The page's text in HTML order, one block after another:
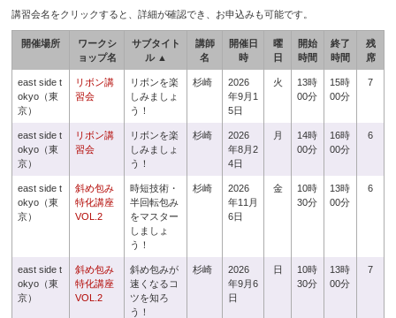
講習会名をクリックすると、詳細が確認でき、お申込みも可能です。
開催場所
ワークシ
ョップ名
サブタイト
ル ▲
講師
名
開催日
時
曜
日
開始
時間
終了
時間
残
席
east side t
okyo（東
京）
リボン講
習会
リボンを楽
しみましょ
う！
杉崎
2026
年9月1
5日
火
13時
00分
15時
00分
7
east side t
okyo（東
京）
リボン講
習会
リボンを楽
しみましょ
う！
杉崎
2026
年8月2
4日
月
14時
00分
16時
00分
6
east side t
okyo（東
京）
斜め包み
特化講座
VOL.2
時短技術・
半回転包み
をマスター
しましょ
う！
杉崎
2026
年11月
6日
金
10時
30分
13時
00分
6
east side t
okyo（東
京）
斜め包み
特化講座
VOL.2
斜め包みが
速くなるコ
ツを知ろ
う！
杉崎
2026
年9月6
日
日
10時
30分
13時
00分
7